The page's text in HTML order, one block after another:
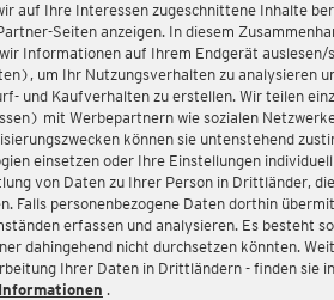
auf Ihre Interessen zugeschnittene Inhalte
Seiten anzeigen. In diesem
Informationen auf Ihrem Endgerät auslesen/
um Ihr Nutzungsverhalten zu analysieren
und Kaufverhalten zu erstellen. Wir teilen
mit Werbepartnern wie sozialen
können sie untenstehend
einsetzen oder Ihre Einstellungen
von Daten zu Ihrer Person in Drittländer,
Falls personenbezogene Daten dorthin
erfassen und analysieren. Es besteht
dahingehend nicht durchsetzen könnten.
Ihrer Daten in Drittländern - finden sie
.